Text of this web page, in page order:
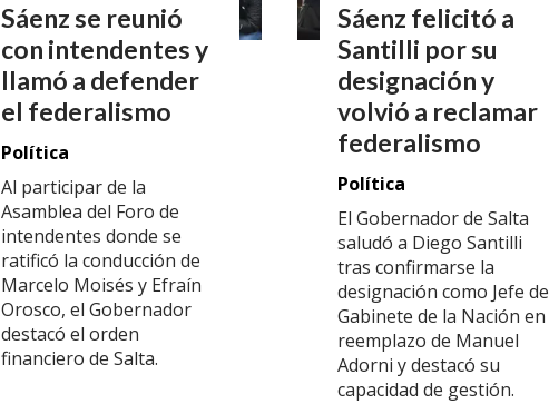
Sáenz se reunió
con intendentes y
llamó a defender
el federalismo
Política
Al participar de la
Asamblea del Foro de
intendentes donde se
ratificó la conducción de
Marcelo Moisés y Efraín
Orosco, el Gobernador
destacó el orden
financiero de Salta.
Sáenz felicitó a
Santilli por su
designación y
volvió a reclamar
federalismo
Política
El Gobernador de Salta
saludó a Diego Santilli
tras confirmarse la
designación como Jefe de
Gabinete de la Nación en
reemplazo de Manuel
Adorni y destacó su
capacidad de gestión.